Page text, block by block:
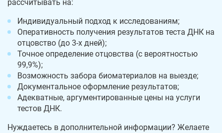
рассчитывать на:
Индивидуальный подход к исследованиям;
Оперативность получения результатов теста ДНК на
отцовство (до 3-х дней);
Точное определение отцовства (с вероятностью
99,9%);
Возможность забора биоматериалов на выезде;
Документальное оформление результатов;
Адекватные, аргументированные цены на услуги
тестов ДНК.
Нуждаетесь в дополнительной информации? Желаете